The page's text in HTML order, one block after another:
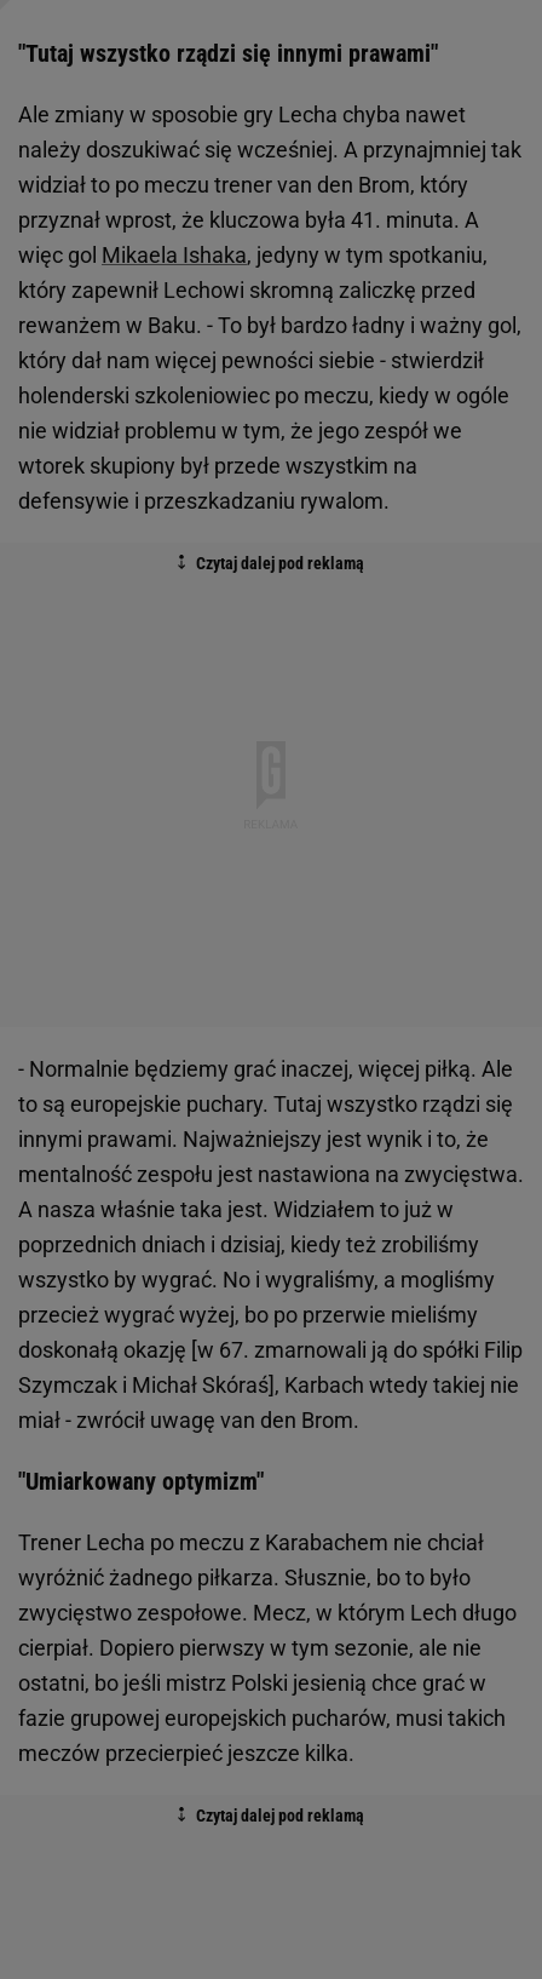
"Tutaj wszystko rządzi się innymi prawami"
Ale zmiany w sposobie gry Lecha chyba nawet
należy doszukiwać się wcześniej. A przynajmniej tak
widział to po meczu trener van den Brom, który
przyznał wprost, że kluczowa była 41. minuta. A
więc gol Mikaela Ishaka, jedyny w tym spotkaniu,
który zapewnił Lechowi skromną zaliczkę przed
rewanżem w Baku. - To był bardzo ładny i ważny gol,
który dał nam więcej pewności siebie - stwierdził
holenderski szkoleniowiec po meczu, kiedy w ogóle
nie widział problemu w tym, że jego zespół we
wtorek skupiony był przede wszystkim na
defensywie i przeszkadzaniu rywalom.
- Normalnie będziemy grać inaczej, więcej piłką. Ale
to są europejskie puchary. Tutaj wszystko rządzi się
innymi prawami. Najważniejszy jest wynik i to, że
mentalność zespołu jest nastawiona na zwycięstwa.
A nasza właśnie taka jest. Widziałem to już w
poprzednich dniach i dzisiaj, kiedy też zrobiliśmy
wszystko by wygrać. No i wygraliśmy, a mogliśmy
przecież wygrać wyżej, bo po przerwie mieliśmy
doskonałą okazję [w 67. zmarnowali ją do spółki Filip
Szymczak i Michał Skóraś], Karbach wtedy takiej nie
miał - zwrócił uwagę van den Brom.
"Umiarkowany optymizm"
Trener Lecha po meczu z Karabachem nie chciał
wyróżnić żadnego piłkarza. Słusznie, bo to było
zwycięstwo zespołowe. Mecz, w którym Lech długo
cierpiał. Dopiero pierwszy w tym sezonie, ale nie
ostatni, bo jeśli mistrz Polski jesienią chce grać w
fazie grupowej europejskich pucharów, musi takich
meczów przecierpieć jeszcze kilka.